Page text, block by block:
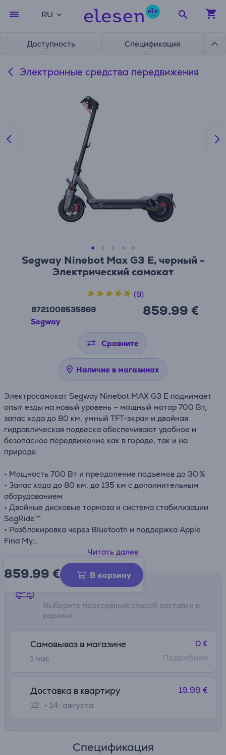
RU
Доступность Спецификация
Электронные средства передвижения
Segway Ninebot Max G3 E, черный -
Электрический самокат
8721008535869
Segway
859.99 €
(9)
Сравните
Наличие в магазинах
Электросамокат Segway Ninebot MAX G3 E поднимает
опыт езды на новый уровень – мощный мотор 700 Вт,
запас хода до 80 км, умный TFT-экран и двойная
гидравлическая подвеска обеспечивают удобное и
безопасное передвижение как в городе, так и на
природе.
• Мощность 700 Вт и преодоление подъемов до 30 %
• Запас хода до 80 км, до 135 км с дополнительным
оборудованием
• Двойные дисковые тормоза и система стабилизации
SegRide™
• Разблокировка через Bluetooth и поддержка Apple
Find My
• Водонепроницаемость: корпус IPX6, аккумулятор IPX7
Читать далее
859.99 € В корзину
Способы доставки
Выберите подходящий способ доставки в
корзине
Самовывоз в магазине
1 час
0 €
Подробнее
Доставка в квартиру
12. - 14. августа
19.99 €
Спецификация